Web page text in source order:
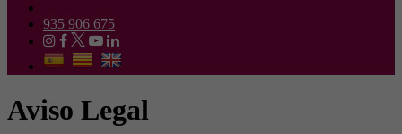
935 906 675
Aviso Legal